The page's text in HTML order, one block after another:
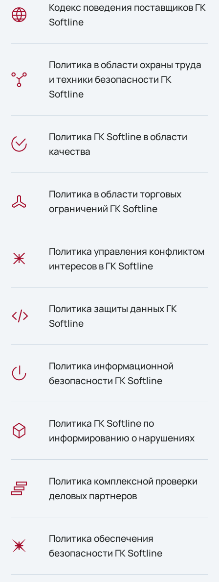
Кодекс поведения поставщиков ГК
Softline
Политика в области охраны труда
и техники безопасности ГК
Softline
Политика ГК Softline в области
качества
Политика в области торговых
ограничений ГК Softline
Политика управления конфликтом
интересов в ГК Softline
Политика защиты данных ГК
Softline
Политика информационной
безопасности ГК Softline
Политика ГК Softline по
информированию о нарушениях
Политика комплексной проверки
деловых партнеров
Политика обеспечения
безопасности ГК Softline